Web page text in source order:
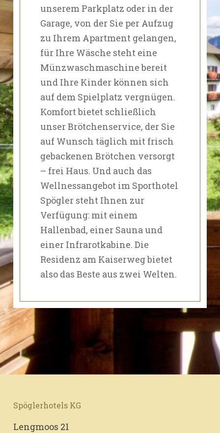
unserem Parkplatz oder in der
Garage, von der Sie per Aufzug
zu Ihrem Apartment gelangen,
für Ihre Wäsche steht eine
Münzwaschmaschine bereit
und Ihre Kinder können sich
auf dem Spielplatz vergnügen.
Komfort bietet schließlich
unser Brötchenservice, der Sie
auf Wunsch täglich mit frisch
gebackenen Brötchen versorgt
– frei Haus. Und auch das
Wellnessangebot im Sporthotel
Spögler steht Ihnen zur
Verfügung: mit einem
Hallenbad, einer Sauna und
einer Infrarotkabine. Die
Residenz am Kaiserweg bietet
also das Beste aus zwei Welten.
Spöglerhotels KG
Lengmoos 21